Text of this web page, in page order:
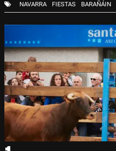
NAVARRA FIESTAS BARAÑÁIN